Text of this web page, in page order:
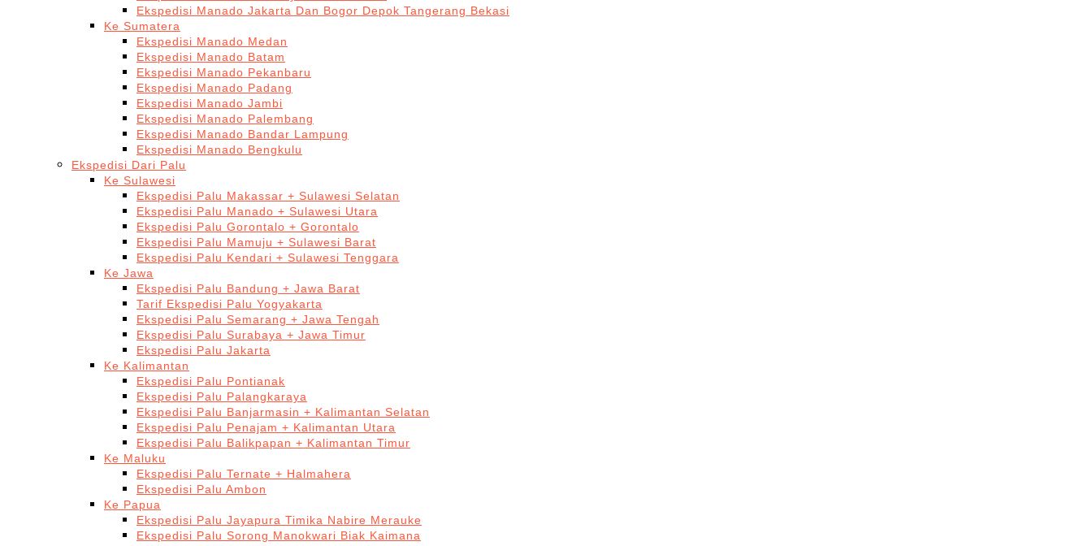
Ekspedisi Manado Jakarta Dan Bogor Depok Tangerang Bekasi
Ke Sumatera
Ekspedisi Manado Medan
Ekspedisi Manado Batam
Ekspedisi Manado Pekanbaru
Ekspedisi Manado Padang
Ekspedisi Manado Jambi
Ekspedisi Manado Palembang
Ekspedisi Manado Bandar Lampung
Ekspedisi Manado Bengkulu
Ekspedisi Dari Palu
Ke Sulawesi
Ekspedisi Palu Makassar + Sulawesi Selatan
Ekspedisi Palu Manado + Sulawesi Utara
Ekspedisi Palu Gorontalo + Gorontalo
Ekspedisi Palu Mamuju + Sulawesi Barat
Ekspedisi Palu Kendari + Sulawesi Tenggara
Ke Jawa
Ekspedisi Palu Bandung + Jawa Barat
Tarif Ekspedisi Palu Yogyakarta
Ekspedisi Palu Semarang + Jawa Tengah
Ekspedisi Palu Surabaya + Jawa Timur
Ekspedisi Palu Jakarta
Ke Kalimantan
Ekspedisi Palu Pontianak
Ekspedisi Palu Palangkaraya
Ekspedisi Palu Banjarmasin + Kalimantan Selatan
Ekspedisi Palu Penajam + Kalimantan Utara
Ekspedisi Palu Balikpapan + Kalimantan Timur
Ke Maluku
Ekspedisi Palu Ternate + Halmahera
Ekspedisi Palu Ambon
Ke Papua
Ekspedisi Palu Jayapura Timika Nabire Merauke
Ekspedisi Palu Sorong Manokwari Biak Kaimana